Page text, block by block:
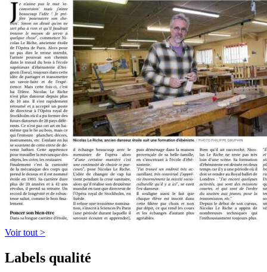
Voir tout >
Labels qualité